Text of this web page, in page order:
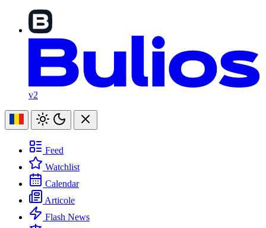
v2
Feed
Watchlist
Calendar
Articole
Flash News